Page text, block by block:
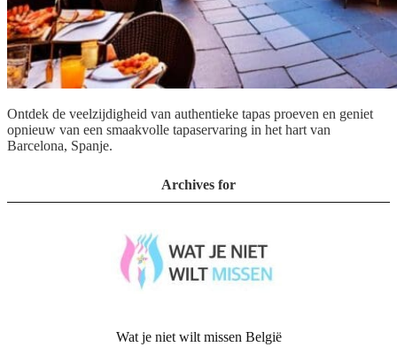
Ontdek de veelzijdigheid van authentieke tapas proeven en geniet
opnieuw van een smaakvolle tapaservaring in het hart van
Barcelona, Spanje.
Archives for
Wat je niet wilt missen België